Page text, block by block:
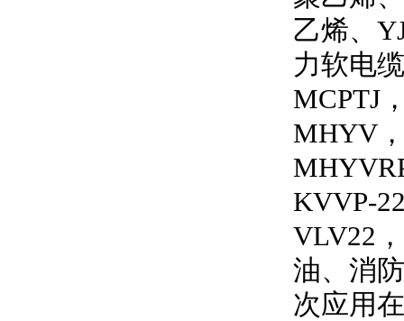
乙烯、
力软电
MCPTJ
MHYV
KVVP-
VLV22 ，
油、消
次应用